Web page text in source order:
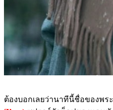
ต้องบอกเลยว่านาทีนี้ชื่อของพร